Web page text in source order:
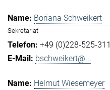
Boriana Schweikert
Sekretariat
+49 (0)228-525-311
bschweikert@...
Helmut Wiesemeyer